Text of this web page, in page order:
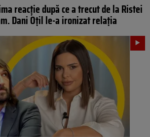
reacție după ce a trecut de la Ristei
Dani Oțil le-a ironizat relația